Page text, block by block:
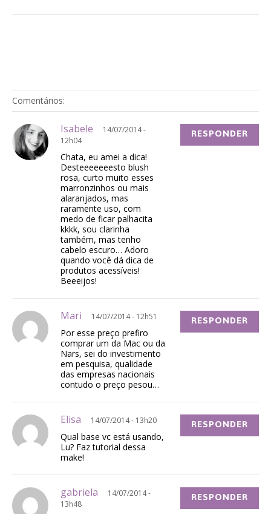
Comentários:
Isabele
14/07/2014 -
12h04
Chata, eu amei a dica!
Desteeeeeeesto blush
rosa, curto muito esses
marronzinhos ou mais
alaranjados, mas
raramente uso, com
medo de ficar palhacita
kkkk, sou clarinha
também, mas tenho
cabelo escuro… Adoro
quando você dá dica de
produtos acessíveis!
Beeeijos!
RESPONDER
Mari 14/07/2014 - 12h51
Por esse preço prefiro
comprar um da Mac ou da
Nars, sei do investimento
em pesquisa, qualidade
das empresas nacionais
contudo o preço pesou…
RESPONDER
Elisa 14/07/2014 - 13h20
Qual base vc está usando,
Lu? Faz tutorial dessa
make!
RESPONDER
gabriela
14/07/2014 -
13h48
RESPONDER